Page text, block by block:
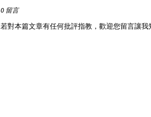
0 留言
若對本篇文章有任何批評指教，歡迎您留言讓我